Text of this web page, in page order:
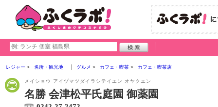
レジャー 名所・観光地 グルメ カフェ・喫茶 カフェ・喫茶店
メイショウ アイヅマツダイラシテイエン オヤクエン
名勝 会津松平氏庭園 御薬園